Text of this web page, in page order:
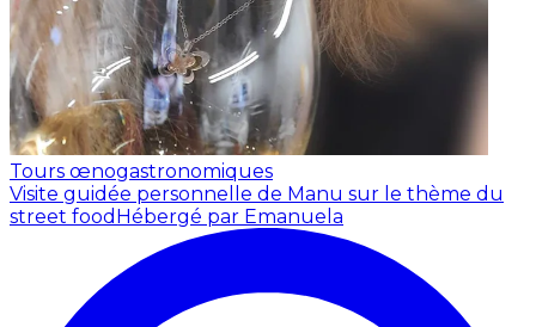
Tours œnogastronomiques
Visite guidée personnelle de Manu sur le thème du
street food Hébergé par Emanuela